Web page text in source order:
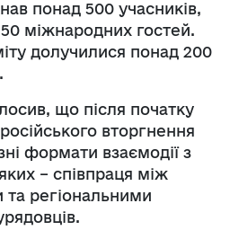
понад 500 учасників,
міжнародних гостей.
долучилися понад 200
що після початку
вторгнення
формати взаємодії з
– співпраця між
регіональними